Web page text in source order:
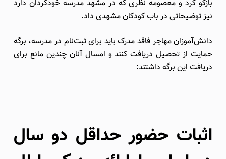
بازگو کرد و معصومه نظری که در مشهد مدرسه خودگردان دارد
نیز توضیحاتی در باب کودکان مشهدی داد.
دانش‌آموزان مهاجر فاقد مدرک باید برای ثبت‌نام در مدرسه، برگه
حمایت از تحصیل دریافت کنند و امسال آنان چندین مانع برای
دریافت این برگه داشتند:
اثبات حضور حداقل دو سال